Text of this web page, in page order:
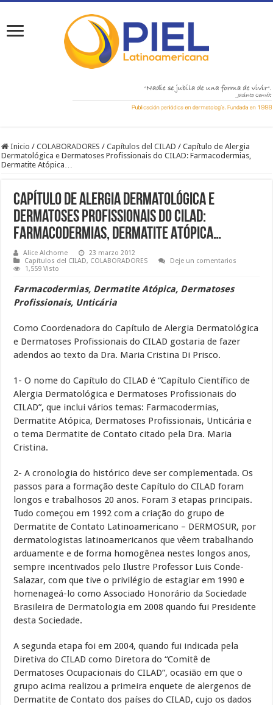
Inicio / COLABORADORES / Capítulos del CILAD / Capítulo de Alergia
Dermatológica e Dermatoses Profissionais do CILAD: Farmacodermias,
Dermatite Atópica…
Capítulo de Alergia Dermatológica e
Dermatoses Profissionais do CILAD:
Farmacodermias, Dermatite Atópica…
Alice Alchorne
23 marzo 2012
Capítulos del CILAD, COLABORADORES
Deje un comentarios
1,559 Visto
Farmacodermias, Dermatite Atópica, Dermatoses
Profissionais, Unticária
Como Coordenadora do Capítulo de Alergia Dermatológica
e Dermatoses Profissionais do CILAD gostaria de fazer
adendos ao texto da Dra. Maria Cristina Di Prisco.
1- O nome do Capítulo do CILAD é “Capítulo Científico de
Alergia Dermatológica e Dermatoses Profissionais do
CILAD”, que inclui vários temas: Farmacodermias,
Dermatite Atópica, Dermatoses Profissionais, Unticária e
o tema Dermatite de Contato citado pela Dra. Maria
Cristina.
2- A cronologia do histórico deve ser complementada. Os
passos para a formação deste Capítulo do CILAD foram
longos e trabalhosos 20 anos. Foram 3 etapas principais.
Tudo começou em 1992 com a criação do grupo de
Dermatite de Contato Latinoamericano – DERMOSUR, por
dermatologistas latinoamericanos que vêem trabalhando
arduamente e de forma homogênea nestes longos anos,
sempre incentivados pelo Ilustre Professor Luis Conde-
Salazar, com que tive o privilégio de estagiar em 1990 e
homenageá-lo como Associado Honorário da Sociedade
Brasileira de Dermatologia em 2008 quando fui Presidente
desta Sociedade.
A segunda etapa foi em 2004, quando fui indicada pela
Diretiva do CILAD como Diretora do “Comitê de
Dermatoses Ocupacionais do CILAD”, ocasião em que o
grupo acima realizou a primeira enquete de alergenos de
Dermatite de Contato dos países do CILAD, cujo os dados